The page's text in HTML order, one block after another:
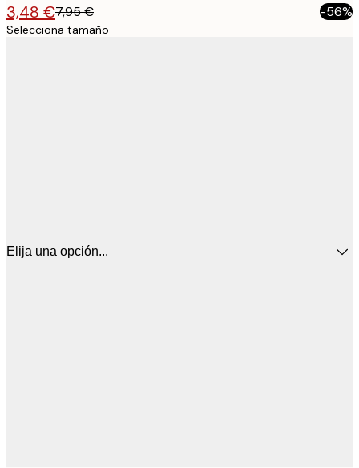
3,48 €7,95 € -56%
Selecciona tamaño
Elija una opción...